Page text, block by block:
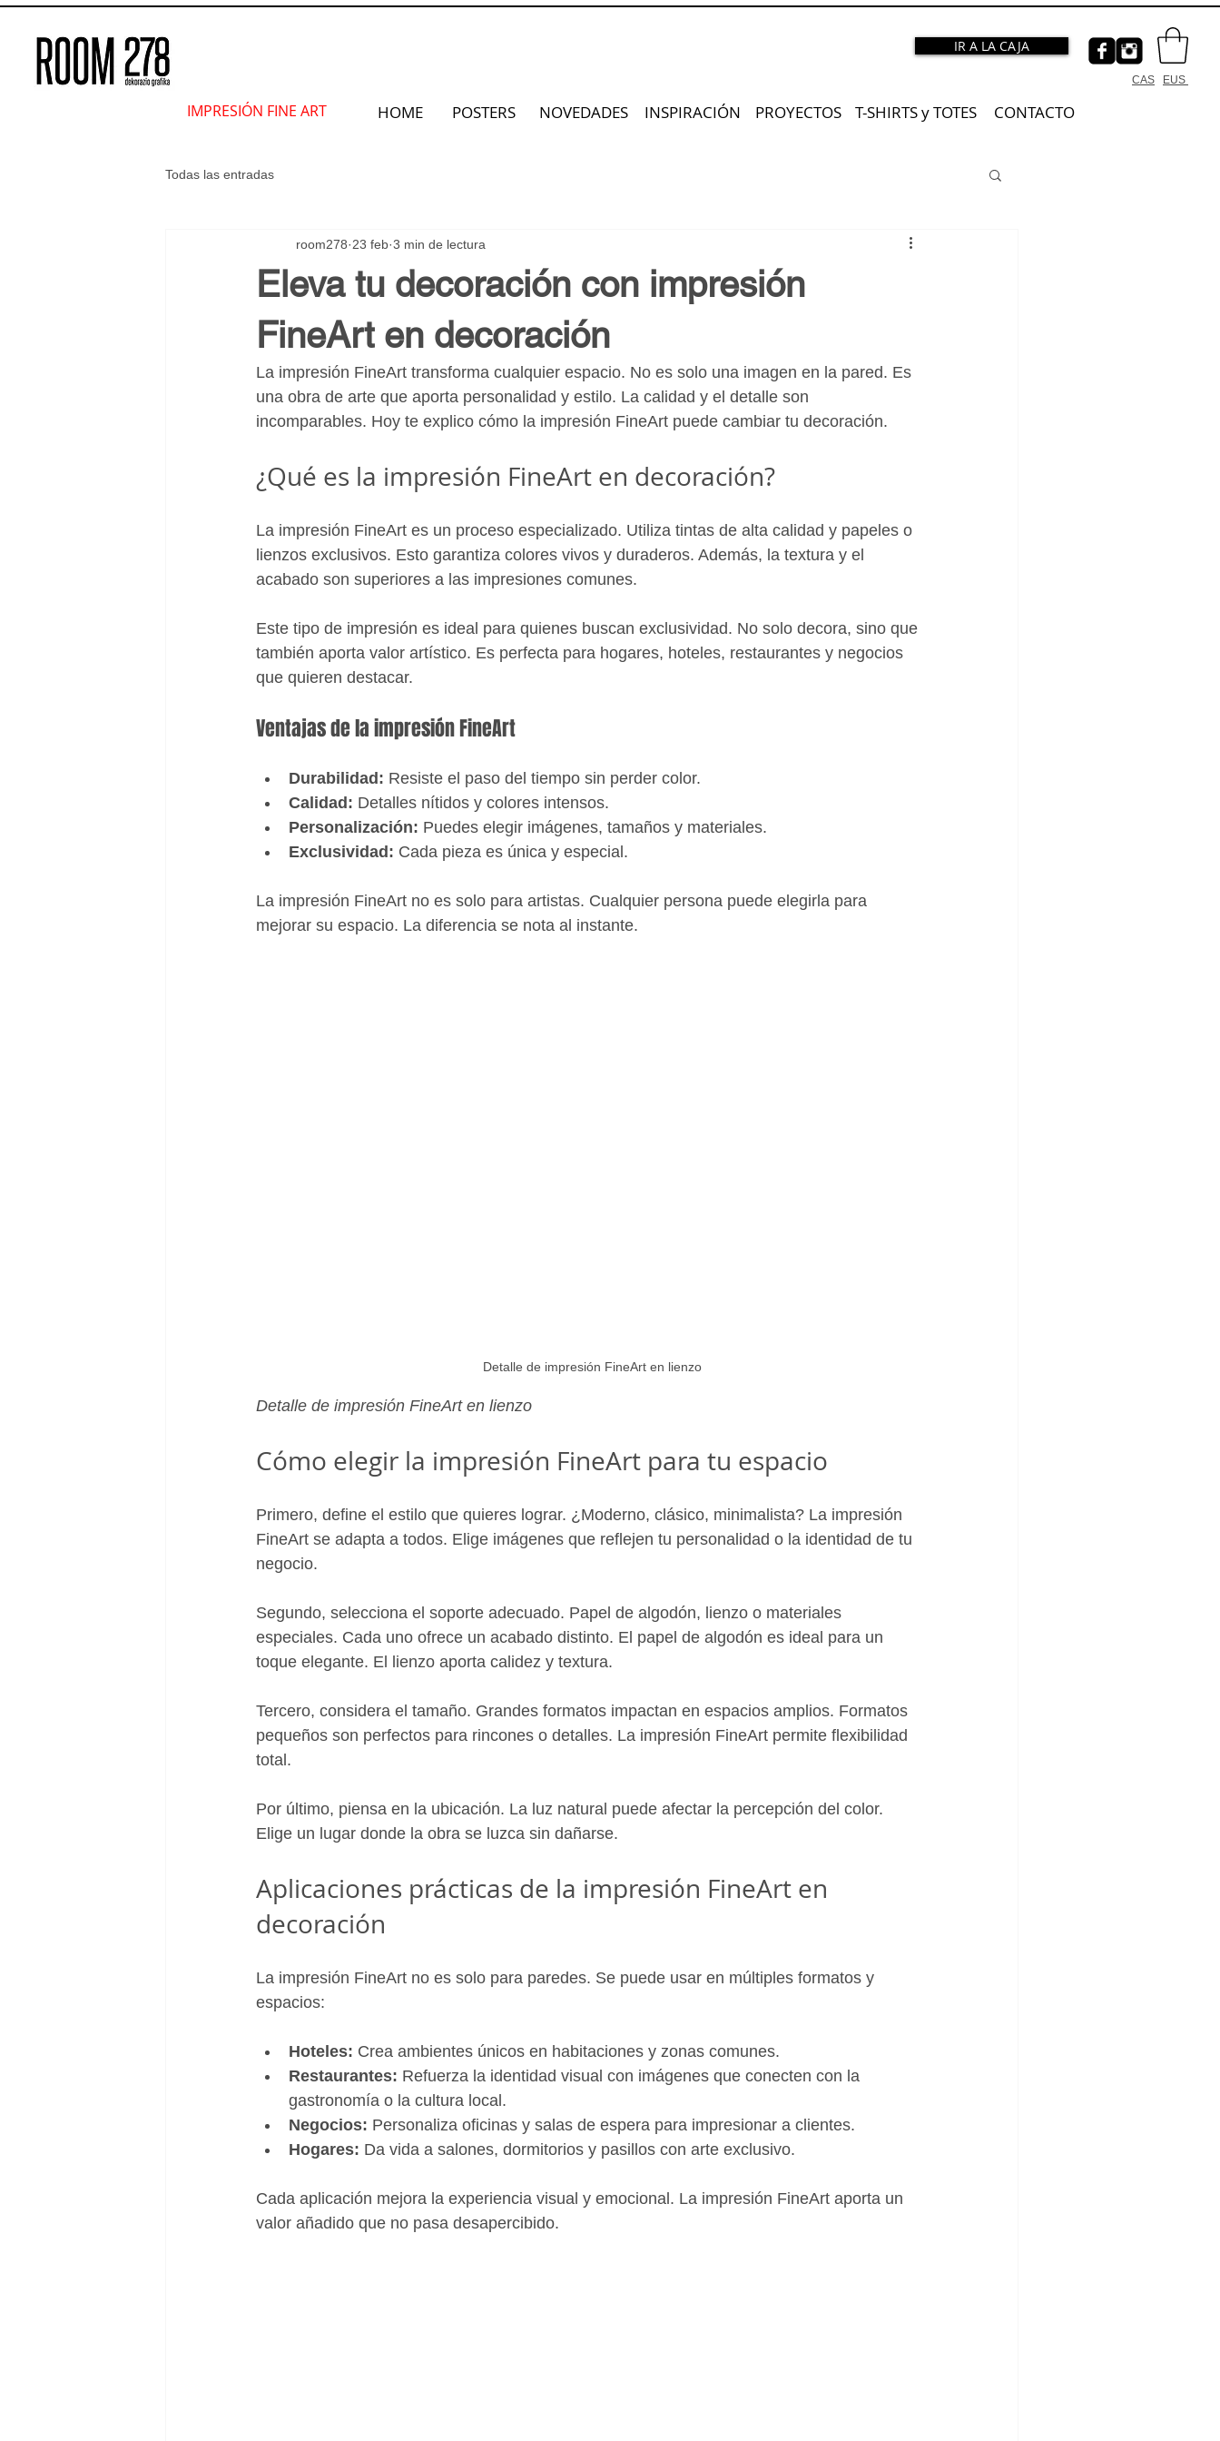
IR A LA CAJA
CAS EUS
IMPRESIÓN FINE ART HOME POSTERS NOVEDADES INSPIRACIÓN PROYECTOS T-SHIRTS y TOTES CONTACTO
Todas las entradas
Eleva tu decoración con impresión
FineArt en decoración
room278 23 feb 3 min de lectura
La impresión FineArt transforma cualquier espacio. No es solo una imagen en la pared. Es
una obra de arte que aporta personalidad y estilo. La calidad y el detalle son
incomparables. Hoy te explico cómo la impresión FineArt puede cambiar tu decoración.
¿Qué es la impresión FineArt en decoración?
La impresión FineArt es un proceso especializado. Utiliza tintas de alta calidad y papeles o
lienzos exclusivos. Esto garantiza colores vivos y duraderos. Además, la textura y el
acabado son superiores a las impresiones comunes.
Este tipo de impresión es ideal para quienes buscan exclusividad. No solo decora, sino que
también aporta valor artístico. Es perfecta para hogares, hoteles, restaurantes y negocios
que quieren destacar.
Ventajas de la impresión FineArt
Durabilidad: Resiste el paso del tiempo sin perder color.
Calidad: Detalles nítidos y colores intensos.
Personalización: Puedes elegir imágenes, tamaños y materiales.
Exclusividad: Cada pieza es única y especial.
La impresión FineArt no es solo para artistas. Cualquier persona puede elegirla para
mejorar su espacio. La diferencia se nota al instante.
Detalle de impresión FineArt en lienzo
Detalle de impresión FineArt en lienzo
Cómo elegir la impresión FineArt para tu espacio
Primero, define el estilo que quieres lograr. ¿Moderno, clásico, minimalista? La impresión
FineArt se adapta a todos. Elige imágenes que reflejen tu personalidad o la identidad de tu
negocio.
Segundo, selecciona el soporte adecuado. Papel de algodón, lienzo o materiales
especiales. Cada uno ofrece un acabado distinto. El papel de algodón es ideal para un
toque elegante. El lienzo aporta calidez y textura.
Tercero, considera el tamaño. Grandes formatos impactan en espacios amplios. Formatos
pequeños son perfectos para rincones o detalles. La impresión FineArt permite flexibilidad
total.
Por último, piensa en la ubicación. La luz natural puede afectar la percepción del color.
Elige un lugar donde la obra se luzca sin dañarse.
Aplicaciones prácticas de la impresión FineArt en
decoración
La impresión FineArt no es solo para paredes. Se puede usar en múltiples formatos y
espacios:
Hoteles: Crea ambientes únicos en habitaciones y zonas comunes.
Restaurantes: Refuerza la identidad visual con imágenes que conecten con la
gastronomía o la cultura local.
Negocios: Personaliza oficinas y salas de espera para impresionar a clientes.
Hogares: Da vida a salones, dormitorios y pasillos con arte exclusivo.
Cada aplicación mejora la experiencia visual y emocional. La impresión FineArt aporta un
valor añadido que no pasa desapercibido.